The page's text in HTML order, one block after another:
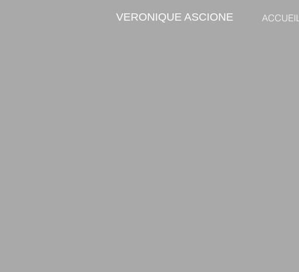
VERONIQUE ASCIONE